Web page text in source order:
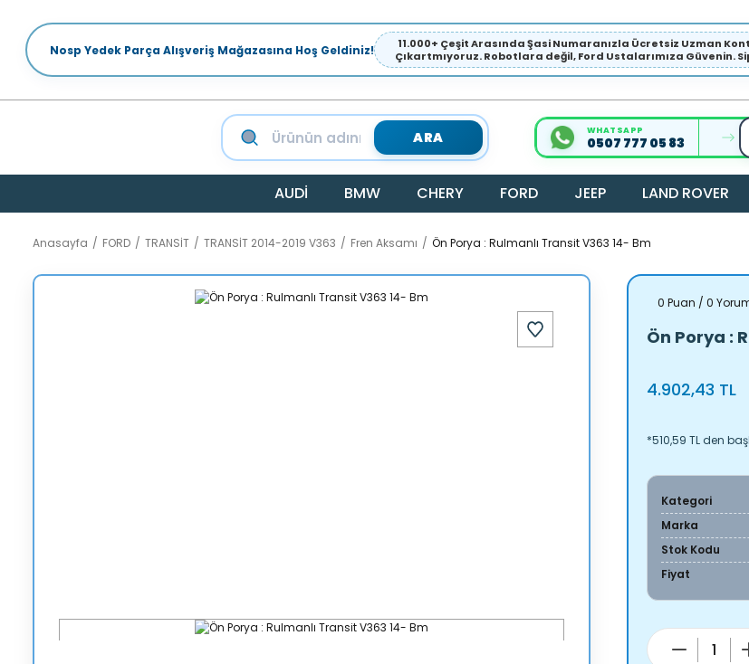
Nosp Yedek Parça Alışveriş Mağazasına Hoş Geldiniz!
11.000+ Çeşit Arasında Şasi Numaranızla Ücretsiz Uzman
Çıkartmıyoruz. Robotlara değil, Ford Ustalarımıza Güvenin.
ARA WHATSAPP
0507 777 05 83
AUDİ BMW CHERY FORD JEEP LAND ROVER
Anasayfa FORD TRANSİT TRANSİT 2014-2019 V363 Fren Aksamı Ön Porya : Rulmanlı Transit V363 14- Bm
0 Puan / 0
Ön Porya :
4.902,43 TL
*510,59 TL den
Kategori
Marka
Stok Kodu
Fiyat